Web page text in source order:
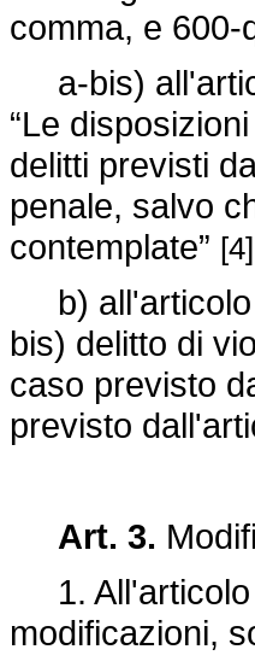
comma, e
a-bis)
“Le
delitti previsti
penale, salvo
contemplate” [4]
b) all'articolo
bis) delitto di
caso previsto
previsto
Art. 3.
1. All'articolo
modificazioni,